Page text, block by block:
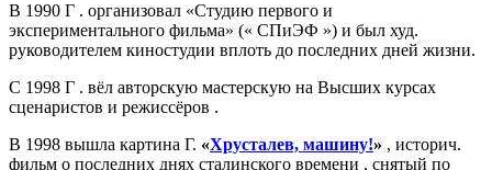
В 1990 Г . организовал «Студию первого и
экспериментального фильма» (« СПиЭФ ») и был худ.
руководителем киностудии вплоть до последних дней жизни.
С 1998 Г . вёл авторскую мастерскую на Высших курсах
сценаристов и режиссёров .
В 1998 вышла картина Г. «Хрусталев, машину!» , историч.
фильм о последних днях сталинского времени , снятый по